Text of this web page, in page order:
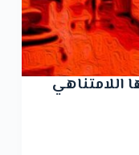
اللامتناهي